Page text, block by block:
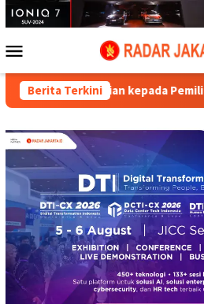
Loncat
ke
Mobile
Berita Terkini
kepada Pemilik, Bukti Nyata